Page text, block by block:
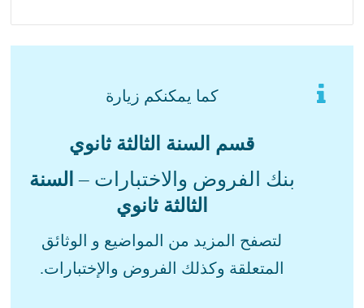
كما يمكنكم زيارة
قسم السنة الثالثة ثانوي
بنك الفروض والاختبارات – السنة
الثالثة ثانوي
لتصفح المزيد من المواضيع و الوثائق
المتعلقة وكذلك الفروض والإختبارات.